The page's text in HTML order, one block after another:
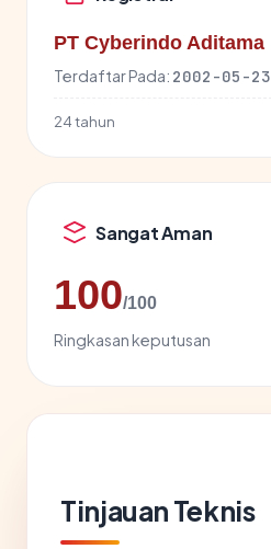
PT Cyberindo Aditama
Terdaftar Pada: 2002-05-23
24 tahun
Sangat Aman
100/100
Ringkasan keputusan
Tinjauan Teknis